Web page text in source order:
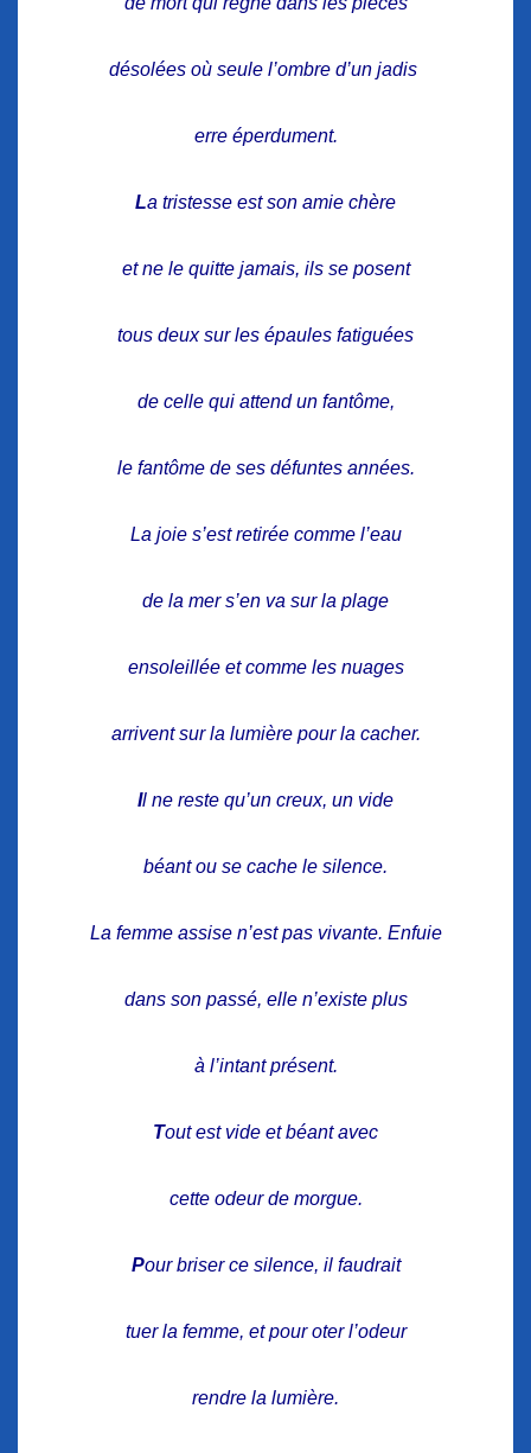
désolées où seule l’ombre d’un jadis
erre éperdument.
La tristesse est son amie chère
et ne le quitte jamais, ils se posent
tous deux sur les épaules fatiguées
de celle qui attend un fantôme,
le fantôme de ses défuntes années.
La joie s’est retirée comme l’eau
de la mer s’en va sur la plage
ensoleillée et comme les nuages
arrivent sur la lumière pour la cacher.
Il ne reste qu’un creux, un vide
béant ou se cache le silence.
La femme assise n’est pas vivante. Enfuie
dans son passé, elle n’existe plus
à l’intant présent.
Tout est vide et béant avec
cette odeur de morgue.
Pour briser ce silence, il faudrait
tuer la femme, et pour oter l’odeur
rendre la lumière.